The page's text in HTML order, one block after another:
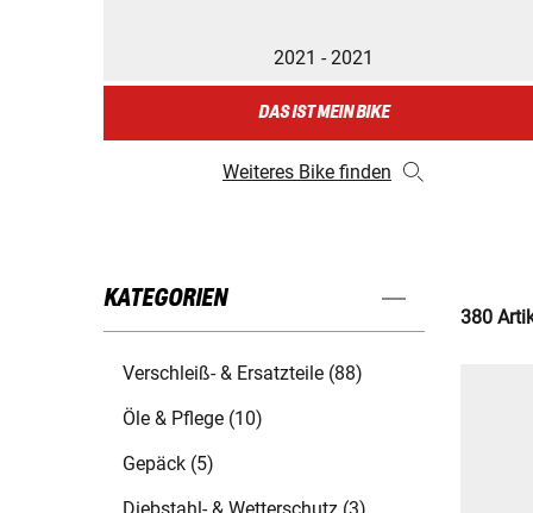
2021 - 2021
DAS IST MEIN BIKE
Weiteres Bike finden
KATEGORIEN
Verschleiß- & Ersatzteile (88)
Öle & Pflege (10)
Gepäck (5)
380